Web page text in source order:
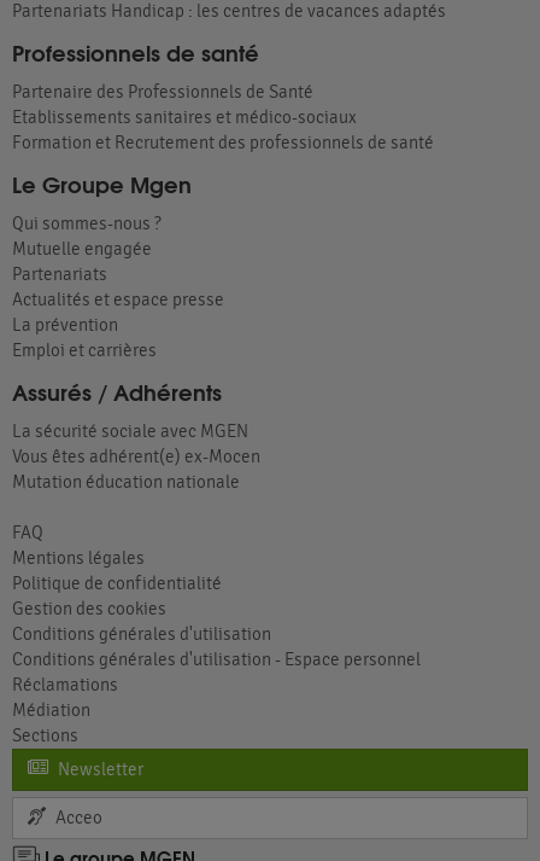
Partenariats Handicap : les centres de vacances adaptés
Professionnels de santé
Partenaire des Professionnels de Santé
Etablissements sanitaires et médico-sociaux
Formation et Recrutement des professionnels de santé
Le Groupe Mgen
Qui sommes-nous ?
Mutuelle engagée
Partenariats
Actualités et espace presse
La prévention
Emploi et carrières
Assurés / Adhérents
La sécurité sociale avec MGEN
Vous êtes adhérent(e) ex-Mocen
Mutation éducation nationale
FAQ
Mentions légales
Politique de confidentialité
Gestion des cookies
Conditions générales d'utilisation
Conditions générales d'utilisation - Espace personnel
Réclamations
Médiation
Sections
Newsletter
Acceo